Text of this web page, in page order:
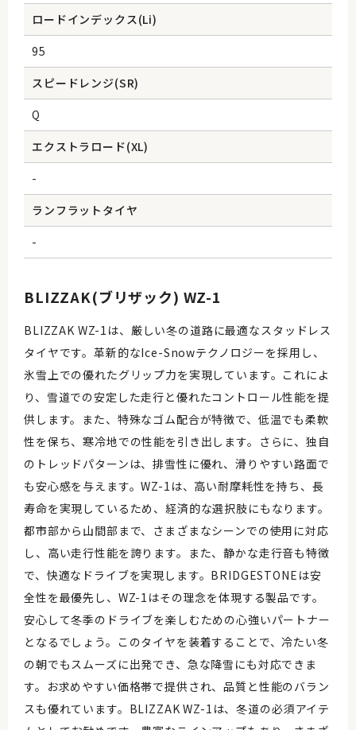
ロードインデックス(Li)
95
スピードレンジ(SR)
Q
エクストラロード(XL)
-
ランフラットタイヤ
-
BLIZZAK(ブリザック) WZ-1
BLIZZAK WZ-1は、厳しい冬の道路に最適なスタッドレス
タイヤです。革新的なIce-Snowテクノロジーを採用し、
氷雪上での優れたグリップ力を実現しています。これによ
り、雪道での安定した走行と優れたコントロール性能を提
供します。また、特殊なゴム配合が特徴で、低温でも柔軟
性を保ち、寒冷地での性能を引き出します。さらに、独自
のトレッドパターンは、排雪性に優れ、滑りやすい路面で
も安心感を与えます。WZ-1は、高い耐摩耗性を持ち、長
寿命を実現しているため、経済的な選択肢にもなります。
都市部から山間部まで、さまざまなシーンでの使用に対応
し、高い走行性能を誇ります。また、静かな走行音も特徴
で、快適なドライブを実現します。BRIDGESTONEは安
全性を最優先し、WZ-1はその理念を体現する製品です。
安心して冬季のドライブを楽しむための心強いパートナー
となるでしょう。このタイヤを装着することで、冷たい冬
の朝でもスムーズに出発でき、急な降雪にも対応できま
す。お求めやすい価格帯で提供され、品質と性能のバラン
スも優れています。BLIZZAK WZ-1は、冬道の必須アイテ